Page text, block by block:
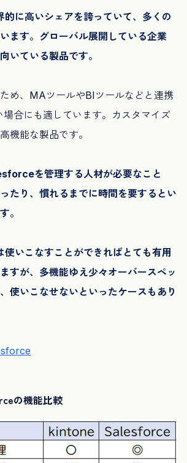
に高いシェアを誇っていて、多くの
ます。グローバル展開している企業
いている製品です。
め、MAツールやBIツールなどと連携
場合にも適しています。カスタマイズ
機能な製品です。
を管理する人材が必要なこと
たり、慣れるまでに時間を要するとい
。
いこなすことができればとても有用
すが、多機能ゆえ少々オーバースペッ
使いこなせないといったケースもあり
の機能比較